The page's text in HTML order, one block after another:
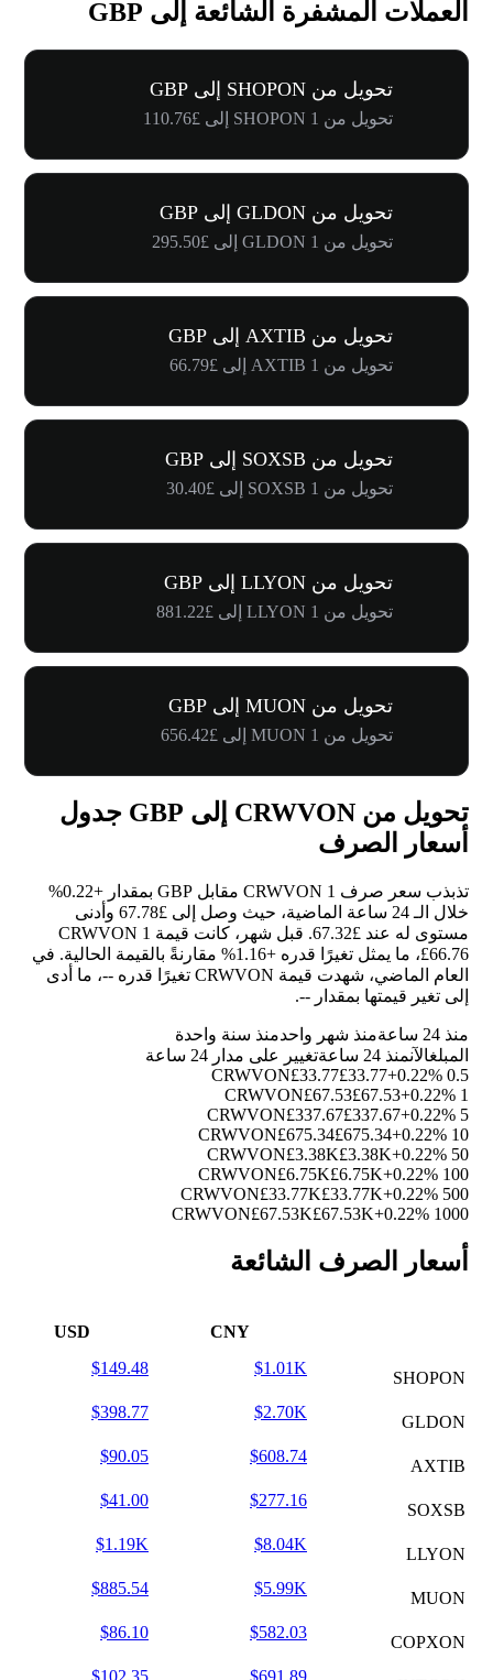
العملات المشفرة الشائعة إلى GBP
تحويل من SHOPON إلى GBP
تحويل من 1 SHOPON إلى £110.76
تحويل من GLDON إلى GBP
تحويل من 1 GLDON إلى £295.50
تحويل من AXTIB إلى GBP
تحويل من 1 AXTIB إلى £66.79
تحويل من SOXSB إلى GBP
تحويل من 1 SOXSB إلى £30.40
تحويل من LLYON إلى GBP
تحويل من 1 LLYON إلى £881.22
تحويل من MUON إلى GBP
تحويل من 1 MUON إلى £656.42
تحويل من CRWVON إلى GBP جدول
أسعار الصرف
تذبذب سعر صرف 1 CRWVON مقابل GBP بمقدار
+0.22%
خلال الـ 24 ساعة الماضية، حيث وصل إلى £67.78 وأدنى
مستوى له عند £67.32. قبل شهر، كانت قيمة 1 CRWVON
£66.76، ما يمثل تغيرًا قدره
+1.16%
مقارنةً بالقيمة الحالية. في
العام الماضي، شهدت قيمة CRWVON تغيرًا قدره
--، ما أدى
إلى تغير قيمتها بمقدار --
.
منذ 24 ساعة منذ شهر واحدمنذ سنة واحدة
المبلغالآنمنذ 24 ساعة
تغيير على مدار 24 ساعة
0.5 CRWVON
£33.77£33.77+0.22%
1 CRWVON
£67.53£67.53+0.22%
5 CRWVON
£337.67£337.67+0.22%
10 CRWVON
£675.34£675.34+0.22%
50 CRWVON
£3.38K£3.38K+0.22%
100 CRWVON
£6.75K£6.75K+0.22%
500 CRWVON
£33.77K£33.77K+0.22%
1000 CRWVON
£67.53K£67.53K+0.22%
أسعار الصرف الشائعة
CNY
USD
SHOPON
$1.01K
$149.48
GLDON
$2.70K
$398.77
AXTIB
$608.74
$90.05
SOXSB
$277.16
$41.00
LLYON
$8.04K
$1.19K
MUON
$5.99K
$885.54
COPXON
$582.03
$86.10